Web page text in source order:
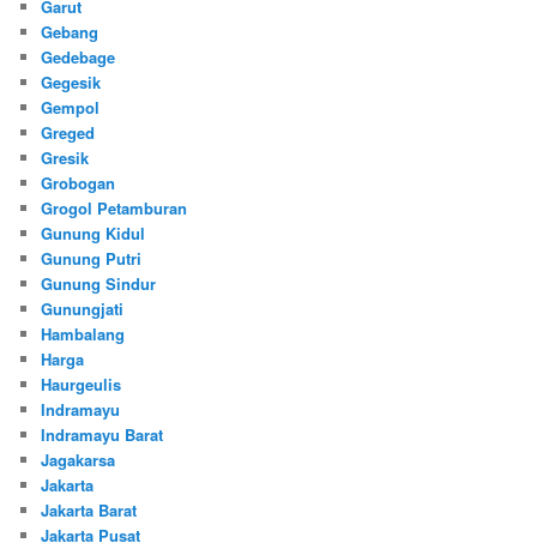
Garut
Gebang
Gedebage
Gegesik
Gempol
Greged
Gresik
Grobogan
Grogol Petamburan
Gunung Kidul
Gunung Putri
Gunung Sindur
Gunungjati
Hambalang
Harga
Haurgeulis
Indramayu
Indramayu Barat
Jagakarsa
Jakarta
Jakarta Barat
Jakarta Pusat